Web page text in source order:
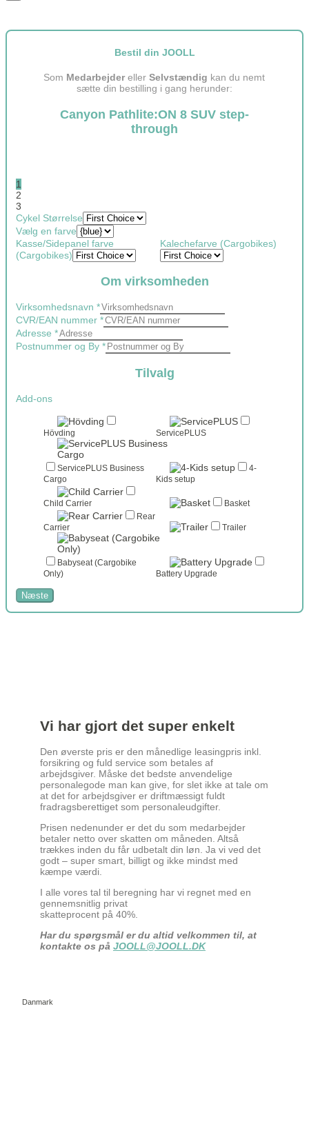
Bestil din JOOLL
Som Medarbejder ellerSelvstændig kan du nemt
sætte din bestilling i gang herunder:
Canyon Pathlite:ON 8 SUV step-
through
1
2
3
Cykel Størrelse
Vælg en farve
Kasse/Sidepanel farve
(Cargobikes)
Kalechefarve (Cargobikes)
Om virksomheden
Virksomhedsnavn *
CVR/EAN nummer *
Adresse *
Postnummer og By *
Tilvalg
Add-ons
Hövding ServicePLUS
ServicePLUS Business
Cargo
4-
Kids setup
Child Carrier
Basket
Rear
Carrier
Trailer
Babyseat (Cargobike
Only)
Battery Upgrade
Total
(Cargobikes)
taxable_amount1_v02
Næste
Vi har gjort det super enkelt
Den øverste pris er den månedlige leasingpris inkl.
forsikring og fuld service som betales af
arbejdsgiver. Måske det bedste anvendelige
personalegode man kan give, for slet ikke at tale om
at det for arbejdsgiver er driftmæssigt fuldt
fradragsberettiget som personaleudgifter.
Prisen nedenunder er det du som medarbejder
betaler netto over skatten om måneden. Altså
trækkes inden du får udbetalt din løn. Ja vi ved det
godt – super smart, billigt og ikke mindst med
kæmpe værdi.
I alle vores tal til beregning har vi regnet med en
gennemsnitlig privat
skatteprocent på 40%.
Har du spørgsmål er du altid velkommen til, at
kontakte os på JOOLL@JOOLL.DK